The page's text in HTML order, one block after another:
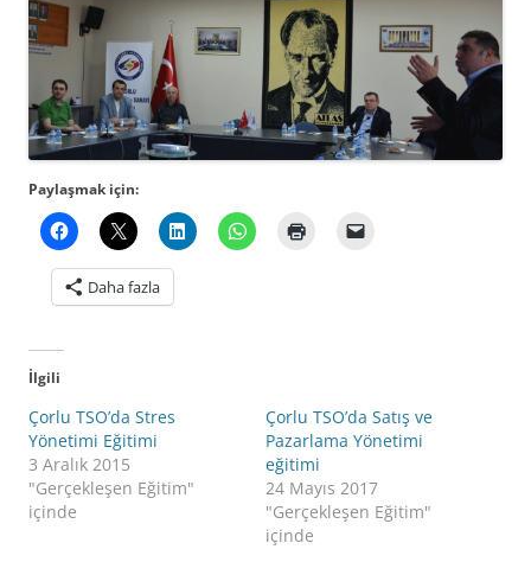
Paylaşmak için:
Daha fazla
İlgili
Çorlu TSO’da Stres
Yönetimi Eğitimi
3 Aralık 2015
"Gerçekleşen Eğitim"
içinde
Çorlu TSO’da Satış ve
Pazarlama Yönetimi
eğitimi
24 Mayıs 2017
"Gerçekleşen Eğitim"
içinde